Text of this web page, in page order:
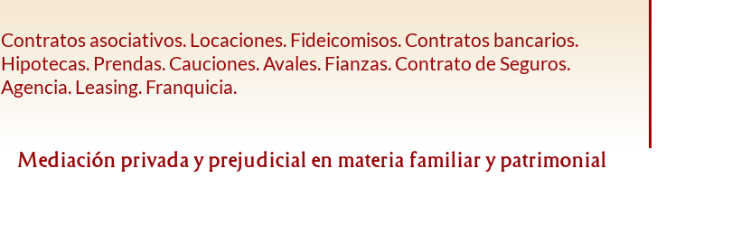
Contratos asociativos. Locaciones. Fideicomisos. Contratos bancarios.
Hipotecas. Prendas. Cauciones. Avales. Fianzas. Contrato de Seguros.
Agencia. Leasing. Franquicia.
Mediación privada y prejudicial en materia familiar y patrimonial